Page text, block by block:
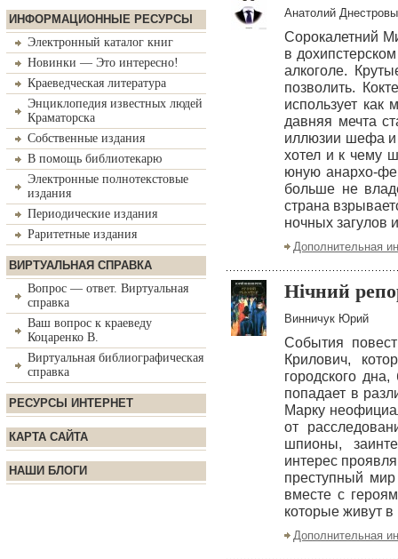
ИНФОРМАЦИОННЫЕ РЕСУРСЫ
Электронный каталог книг
Новинки — Это интересно!
Краеведческая литература
Энциклопедия известных людей
Краматорска
Собственные издания
В помощь библиотекарю
Электронные полнотекстовые
издания
Периодические издания
Раритетные издания
ВИРТУАЛЬНАЯ СПРАВКА
Вопрос — ответ. Виртуальная
справка
Ваш вопрос к краеведу
Коцаренко В.
Виртуальная библиографическая
справка
РЕСУРСЫ ИНТЕРНЕТ
КАРТА САЙТА
НАШИ БЛОГИ
Анатолий
Сорокалетний
в
алкоголе.
позволить.
использует как
давняя мечта
иллюзии шефа и
хотел и к чему
юную анархо-
больше не
страна
ночных загулов
Дополнительная
Нічний
Винничук Юрий
События
Крилович,
городского
попадает в
Марку
от
шпионы,
интерес
преступный мир
вместе с
которые живут
Дополнительная